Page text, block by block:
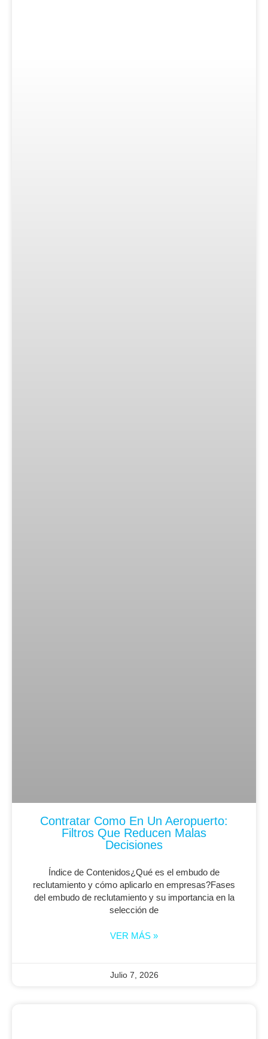
Contratar Como En Un Aeropuerto:
Filtros Que Reducen Malas
Decisiones
Índice de Contenidos¿Qué es el embudo de
reclutamiento y cómo aplicarlo en empresas?Fases
del embudo de reclutamiento y su importancia en la
selección de
VER MÁS »
Julio 7, 2026